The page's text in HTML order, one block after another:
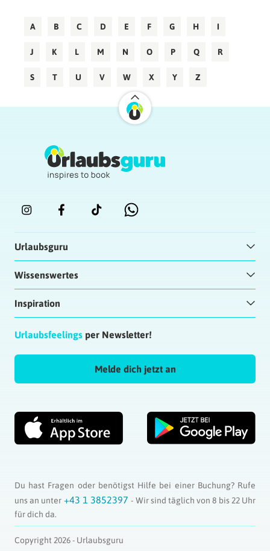
A B C D E F G H I
J K L M N O P Q R
S T U V W X Y Z
Urlaubsguru
Wissenswertes
Inspiration
Urlaubsfeelings per Newsletter!
Melde dich jetzt an
Du hast Fragen oder benötigst Hilfe bei einer Buchung? Rufe
uns an unter +43 1 3852397- Wir sind täglich von 8 bis 22 Uhr
für dich da.
Copyright 2026 - Urlaubsguru